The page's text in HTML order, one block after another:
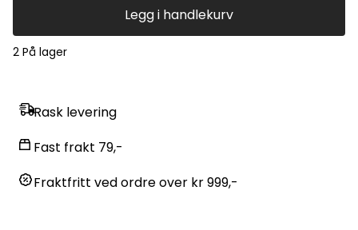
Legg i handlekurv
2 På lager
Rask levering
Fast frakt 79,-
Fraktfritt ved ordre over kr 999,-